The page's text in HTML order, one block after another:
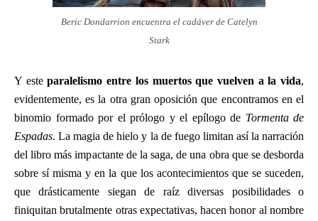
Beric Dondarrion encuentra el cadáver de Catelyn
Stark
Y esteparalelismo entre los muertos que vuelven a la vida,
evidentemente, es la otra gran oposición que encontramos en el
binomio formado por el prólogo y el epílogo de Tormenta de
Espadas. La magia de hielo y la de fuego limitan así la narración
del libro más impactante de la saga, de una obra que se desborda
sobre sí misma y en la que los acontecimientos que se suceden,
que drásticamente siegan de raíz diversas posibilidades o
finiquitan brutalmente otras expectativas, hacen honor al nombre